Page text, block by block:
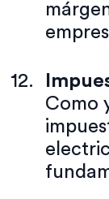
Como